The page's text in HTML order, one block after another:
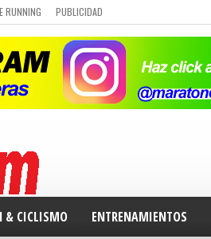
RUNNING
PUBLICIDAD
PORTAL DE MIEMBROS
& CICLISMO ENTRENAMIENTOS